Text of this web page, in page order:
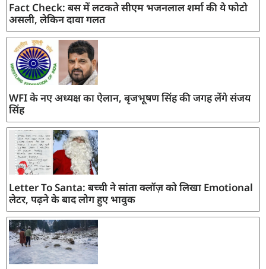
Fact Check: बस में लटकते सीएम भजनलाल शर्मा की ये फोटो
असली, लेकिन दावा गलत
WFI के नए अध्यक्ष का ऐलान, बृजभूषण सिंह की जगह लेंगे संजय
सिंह
Letter To Santa: बच्ची ने सांता क्लॉज़ को लिखा Emotional
लेटर, पढ़ने के बाद लोग हुए भावुक